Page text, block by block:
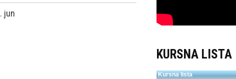
jun
KURSNA LISTA